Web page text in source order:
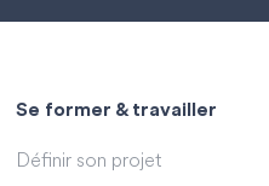
Se former & travailler
Définir son projet